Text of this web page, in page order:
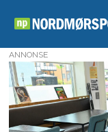
Tag:
ANNONSE